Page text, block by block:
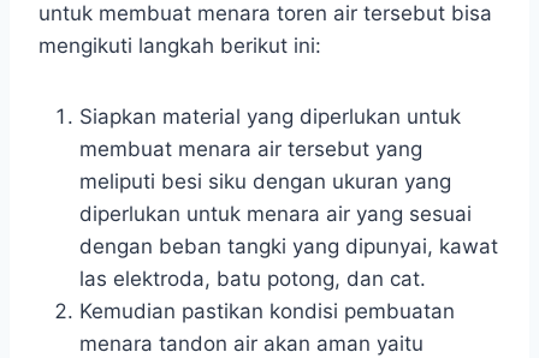
untuk membuat menara toren air tersebut bisa
mengikuti langkah berikut ini:
Siapkan material yang diperlukan untuk
membuat menara air tersebut yang
meliputi besi siku dengan ukuran yang
diperlukan untuk menara air yang sesuai
dengan beban tangki yang dipunyai, kawat
las elektroda, batu potong, dan cat.
Kemudian pastikan kondisi pembuatan
menara tandon air akan aman yaitu